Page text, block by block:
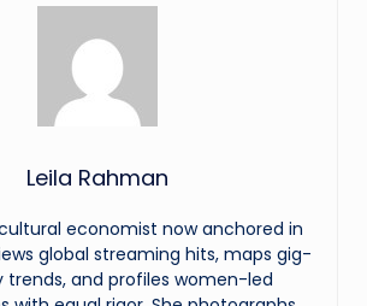
Leila Rahman
economist now anchored in
global streaming hits, maps gig-
trends, and profiles women-led